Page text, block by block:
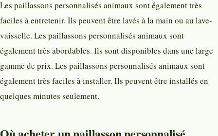
Les paillassons personnalisés animaux sont également très
faciles à entretenir. Ils peuvent être lavés à la main ou au lave-
vaisselle. Les paillassons personnalisés animaux sont
également très abordables. Ils sont disponibles dans une large
gamme de prix. Les paillassons personnalisés animaux sont
également très faciles à installer. Ils peuvent être installés en
quelques minutes seulement.